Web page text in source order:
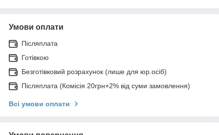
Умови оплати
Післяплата
Готівкою
Безготівковий розрахунок (лише для юр.осіб)
Післяплата (Комісія 20грн+2% від суми замовлення)
Всі умови оплати